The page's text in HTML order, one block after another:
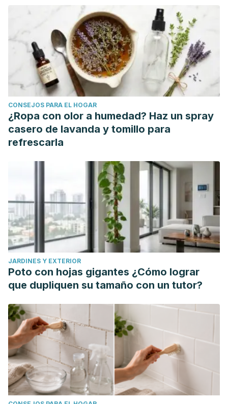
compañía, personalidad humana y los beneficios
percibidos por los custodios. PSIENCIA. Revista
Latinoamericana de Ciencia Psicológica [Internet].
2016;8(2):1-19. Recuperado de:
https://www.redalyc.org/articulo.oa?id=333147069001
Jakovcevic, A, Bentosela, M Rasgos del temperamento de
los perros domésticos (canis familiaris): evaluaciones
conductuales. [Internet]. Universidad Nacional de
Colombia; 2009 [citado: 2022, mayo] Universidad Nacional
de Colombia Revistas electrónicas UN Revista Colombiana
CONSEJOS PARA EL HOGAR
¿Ropa con olor a humedad? Haz un spray
casero de lavanda y tomillo para
refrescarla
JARDINES Y EXTERIOR
Poto con hojas gigantes ¿Cómo lograr
que dupliquen su tamaño con un tutor?